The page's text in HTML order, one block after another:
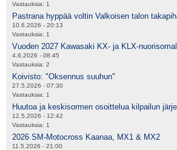
Vastauksia: 1
Pastrana hyppää voltin Valkoisen talon
10.6.2026 - 20:13
Vastauksia: 1
Vuoden 2027 Kawasaki KX- ja KLX-
4.6.2026 - 08:45
Vastauksia: 2
Koivisto: "Oksennus suuhun"
27.5.2026 - 07:30
Vastauksia: 1
Huutoa ja keskisormen osoittelua kilpailun
12.5.2026 - 12:42
Vastauksia: 1
2026 SM-Motocross Kaanaa, MX1 & MX2
11.5.2026 - 21:00